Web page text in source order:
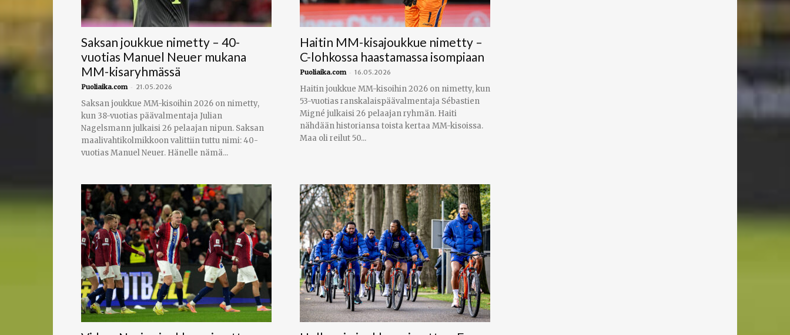
Saksan joukkue nimetty – 40-
vuotias Manuel Neuer mukana
MM-kisaryhmässä
Puoliaika.com - 21.05.2026
Saksan joukkue MM-kisoihin 2026 on nimetty,
kun 38-vuotias päävalmentaja Julian
Nagelsmann julkaisi 26 pelaajan nipun. Saksan
maalivahtikolmikkoon valittiin tuttu nimi: 40-
vuotias Manuel Neuer. Hänelle nämä...
Haitin MM-kisajoukkue nimetty –
C-lohkossa haastamassa isompiaan
Puoliaika.com - 16.05.2026
Haitin joukkue MM-kisoihin 2026 on nimetty, kun
53-vuotias ranskalaispäävalmentaja Sébastien
Migné julkaisi 26 pelaajan ryhmän. Haiti
nähdään historiansa toista kertaa MM-kisoissa.
Maa oli reilut 50...